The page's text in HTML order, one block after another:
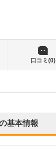
口コミ(0)
基本情報